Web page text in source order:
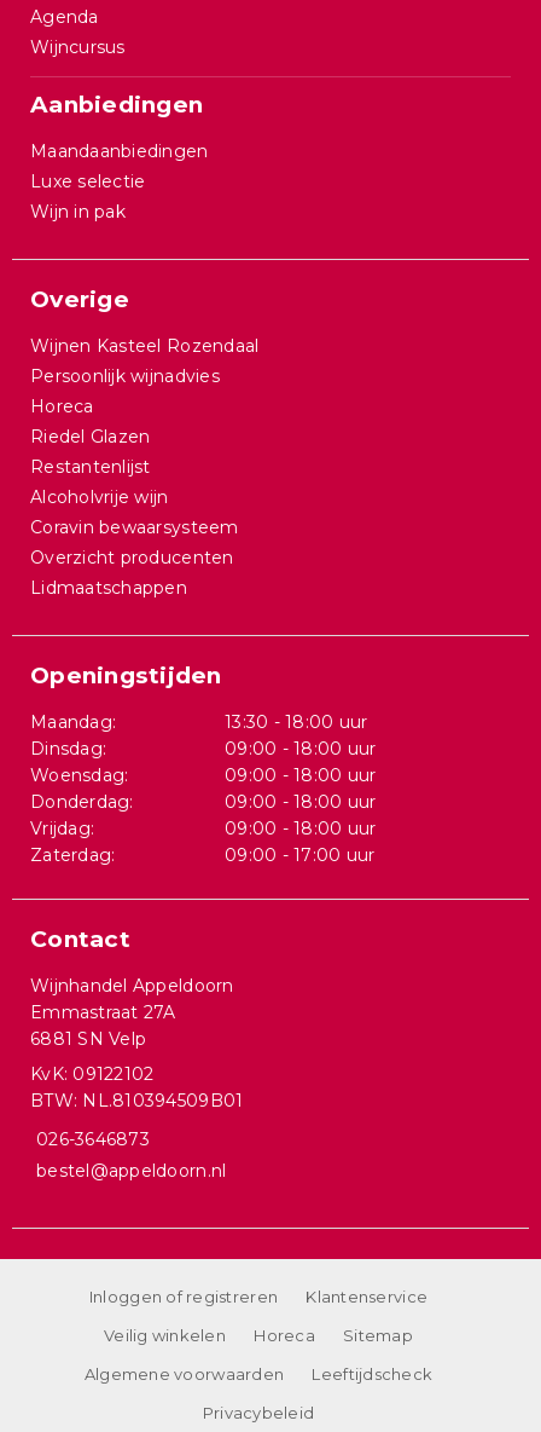
Agenda
Wijncursus
Aanbiedingen
Maandaanbiedingen
Luxe selectie
Wijn in pak
Overige
Wijnen Kasteel Rozendaal
Persoonlijk wijnadvies
Horeca
Riedel Glazen
Restantenlijst
Alcoholvrije wijn
Coravin bewaarsysteem
Overzicht producenten
Lidmaatschappen
Openingstijden
Maandag:
13:30 - 18:00 uur
Dinsdag:
09:00 - 18:00 uur
Woensdag:
09:00 - 18:00 uur
Donderdag:
09:00 - 18:00 uur
Vrijdag:
09:00 - 18:00 uur
Zaterdag:
09:00 - 17:00 uur
Contact
Wijnhandel Appeldoorn
Emmastraat 27A
6881 SN Velp
KvK: 09122102
BTW: NL.810394509B01
026-3646873
bestel@appeldoorn.nl
Inloggen of registreren
Klantenservice
Veilig winkelen
Horeca
Sitemap
Algemene voorwaarden
Leeftijdscheck
Privacybeleid